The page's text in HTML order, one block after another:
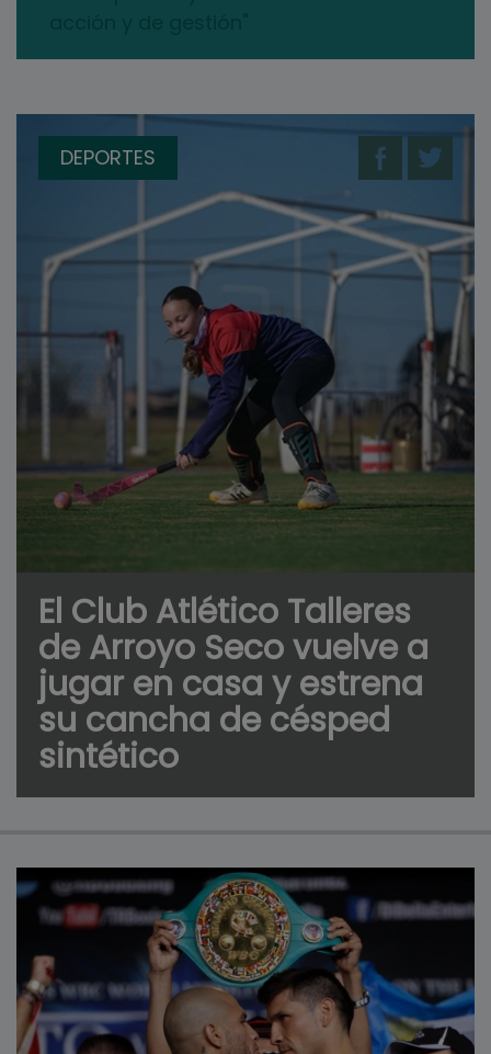
DEPORTES
El Club Atlético Talleres
de Arroyo Seco vuelve a
jugar en casa y estrena
su cancha de césped
sintético